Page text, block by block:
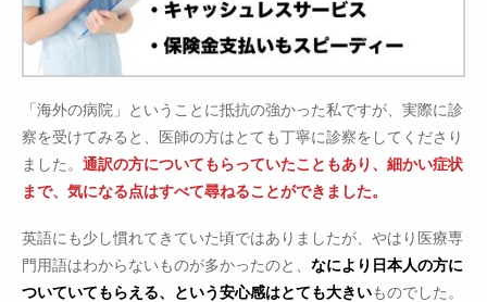
「海外の病院」ということに抵抗の強かった私ですが、実際に診
察を受けてみると、医師の方はとても丁寧に診察をしてくださり
ました。 通訳の方についてもらっていたこともあり、細かい症状
まで、気になる点はすべて尋ねることができました。
英語にも少し慣れてきていた頃ではありましたが、やはり医療専
門用語はわからないものが多かったのと、 なにより日本人の方に
ついていてもらえる、という安心感はとても大きいものでした。